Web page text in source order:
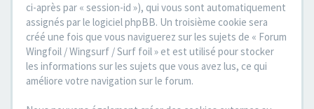
ci-après par « session-id »), qui vous sont automatiquement
assignés par le logiciel phpBB. Un troisième cookie sera
créé une fois que vous naviguerez sur les sujets de « Forum
Wingfoil / Wingsurf / Surf foil » et est utilisé pour stocker
les informations sur les sujets que vous avez lus, ce qui
améliore votre navigation sur le forum.